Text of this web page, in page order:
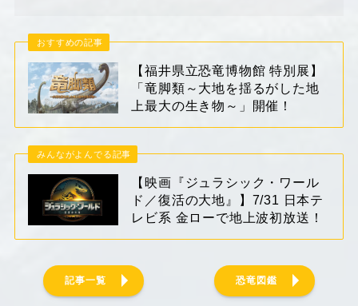
おすすめの記事
【福井県立恐竜博物館 特別展】
「竜脚類～大地を揺るがした地
上最大の生き物～」開催！
みんながよんでる記事
【映画『ジュラシック・ワール
ド／復活の大地』】7/31 日本テ
レビ系 金ローで地上波初放送！
記事一覧 恐竜図鑑